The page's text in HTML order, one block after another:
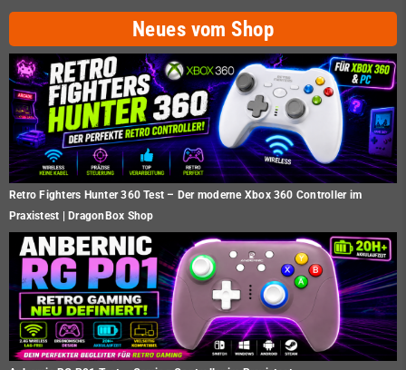
Neues vom Shop
Retro Fighters Hunter 360 Test – Der moderne Xbox 360 Controller im
Praxistest | DragonBox Shop